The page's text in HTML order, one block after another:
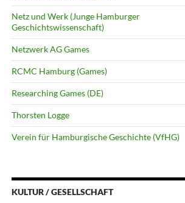
Netz und Werk (Junge Hamburger
Geschichtswissenschaft)
Netzwerk AG Games
RCMC Hamburg (Games)
Researching Games (DE)
Thorsten Logge
Verein für Hamburgische Geschichte (VfHG)
KULTUR / GESELLSCHAFT